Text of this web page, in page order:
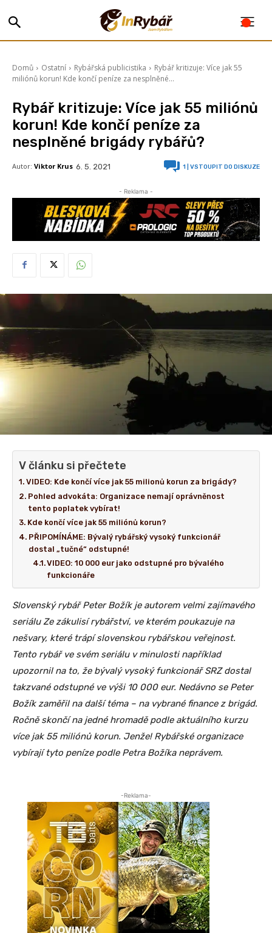
Domů Ostatní Rybářská publicistika
Rybář kritizuje: Více jak 55
miliónů korun! Kde končí peníze za nesplněné...
Rybář kritizuje: Více jak 55 miliónů
korun! Kde končí peníze za
nesplněné brigády rybářů?
Autor: Viktor Krus 6. 5. 2021 1 | VSTOUPIT DO DISKUZE
- Reklama -
V článku si přečtete
VIDEO: Kde končí více jak 55 milionů korun za brigády?
Pohled advokáta: Organizace nemají oprávněnost
tento poplatek vybírat!
Kde končí více jak 55 miliónů korun?
PŘIPOMÍNÁME: Bývalý rybářský vysoký funkcionář
dostal „tučné“ odstupné!
VIDEO: 10 000 eur jako odstupné pro bývalého
funkcionáře
Slovenský rybář Peter Božík je autorem velmi zajímavého
seriálu Ze zákulisí rybářství, ve kterém poukazuje na
nešvary, které trápí slovenskou rybářskou veřejnost.
Tento rybář ve svém seriálu v minulosti například
upozornil na to, že bývalý vysoký funkcionář SRZ dostal
takzvané odstupné ve výši 10 000 eur. Nedávno se Peter
Božík zaměřil na další téma – na vybrané finance z brigád.
Ročně skončí na jedné hromadě podle aktuálního kurzu
více jak 55 miliónů korun. Jenže! Rybářské organizace
vybírají tyto peníze podle Petra Božíka neprávem.
-Reklama-